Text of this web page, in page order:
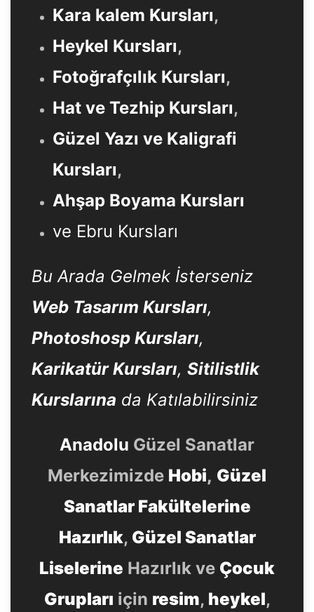
Kara kalem Kursları,
Heykel Kursları,
Fotoğrafçılık Kursları,
Hat ve Tezhip Kursları,
Güzel Yazı ve Kaligrafi
Kursları,
Ahşap Boyama Kursları
ve Ebru Kursları
Bu Arada Gelmek İsterseniz
Web Tasarım Kursları,
Photoshosp Kursları,
Karikatür Kursları, Sitilistlik
Kurslarına da Katılabilirsiniz
Anadolu Güzel Sanatlar
Merkezimizde Hobi, Güzel
Sanatlar Fakültelerine
Hazırlık, Güzel Sanatlar
Liselerine Hazırlık ve Çocuk
Grupları için resim, heykel,